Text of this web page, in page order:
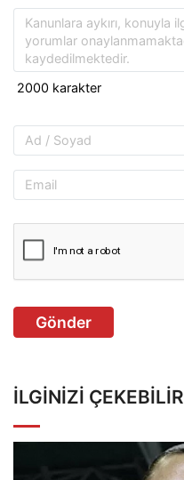
Gönder
İLGINIZI ÇEKEBILIR